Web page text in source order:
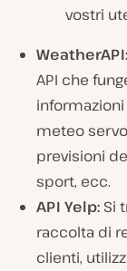
vostri
WeatherAPI:
API che
informazioni
meteo
previsioni
sport, ecc.
API Yelp: Si
raccolta di
clienti,